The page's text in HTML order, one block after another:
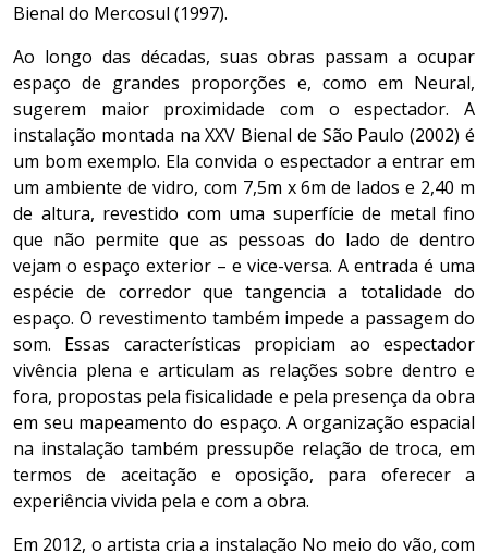
Bienal do Mercosul (1997).
Ao longo das décadas, suas obras passam a ocupar
espaço de grandes proporções e, como em Neural,
sugerem maior proximidade com o espectador. A
instalação montada na XXV Bienal de São Paulo (2002) é
um bom exemplo. Ela convida o espectador a entrar em
um ambiente de vidro, com 7,5m x 6m de lados e 2,40 m
de altura, revestido com uma superfície de metal fino
que não permite que as pessoas do lado de dentro
vejam o espaço exterior ­– e vice-versa. A entrada é uma
espécie de corredor que tangencia a totalidade do
espaço. O revestimento também impede a passagem do
som. Essas características propiciam ao espectador
vivência plena e articulam as relações sobre dentro e
fora, propostas pela fisicalidade e pela presença da obra
em seu mapeamento do espaço. A organização espacial
na instalação também pressupõe relação de troca, em
termos de aceitação e oposição, para oferecer a
experiência vivida pela e com a obra.
Em 2012, o artista cria a instalação No meio do vão, com